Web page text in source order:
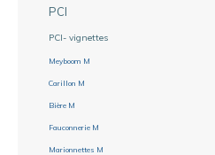
PCI
PCI- vignettes
Meyboom M
Carillon M
Bière M
Fauconnerie M
Marionnettes M